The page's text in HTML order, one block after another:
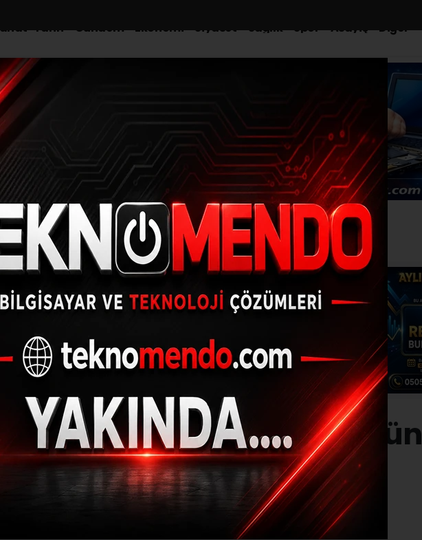
Tarih Gündem Ekonomi Siyaset Sağlık Spor Asayiş Diğer
ücretsiz düğün
başvuruları başladı
(İHA) - İhlas Haber Ajansı | 30.06.2024 - 20:01, Güncelleme: 30.06.2024 - 19:35